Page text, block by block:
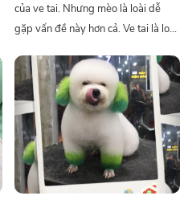
của ve tai. Nhưng mèo là loài dễ
gặp vấn đề này hơn cả. Ve tai là loài
trong ống tai bằng việc hút máu, ăn
da chết và ráy tai. Chúng để lại chất
thải và sinh đẻ trứng trong tai của
vật chủ.